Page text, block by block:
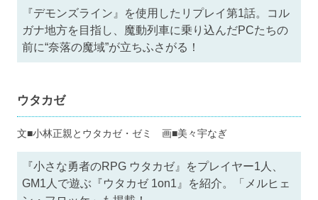
『デモンズライン』を使用したリプレイ第1話。コル
ガナ地方を目指し、魔動列車に乗り込んだPCたちの
前に“奈落の魔域”が立ちふさがる！
ウタカゼ
文■小林正親とウタカゼ・ゼミ 画■美々宇なぎ
『小さな勇者のRPG ウタカゼ』をプレイヤー1人、
GM1人で遊ぶ『ウタカゼ 1on1』を紹介。「メルヒェ